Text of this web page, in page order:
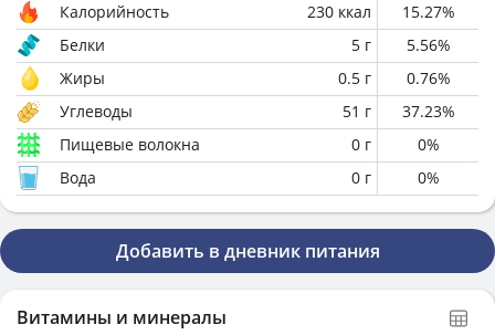
Калорийность 230 ккал 15.27%
Белки
5 г 5.56%
Жиры
0.5 г 0.76%
Углеводы
51 г 37.23%
Пищевые волокна
0 г 0%
Вода
0 г 0%
Добавить в дневник питания
Витамины и минералы